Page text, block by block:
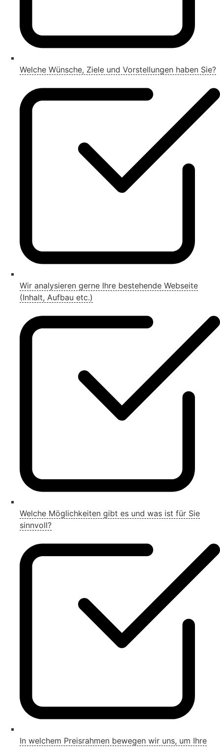
Welche Wünsche, Ziele und Vorstellungen haben Sie?
Wir analysieren gerne Ihre bestehende Webseite
(Inhalt, Aufbau etc.)
Welche Möglichkeiten gibt es und was ist für Sie
sinnvoll?
In welchem Preisrahmen bewegen wir uns, um Ihre